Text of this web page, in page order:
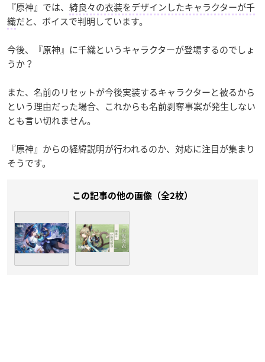
『原神』では、 綺良々の衣装をデザインしたキャラクターが千
織だと、ボイスで判明しています。
今後、『原神』に千織というキャラクターが登場するのでしょ
うか？
また、名前のリセットが今後実装するキャラクターと被るから
という理由だった場合、これからも名前剥奪事案が発生しない
とも言い切れません。
『原神』からの経緯説明が行われるのか、対応に注目が集まり
そうです。
この記事の他の画像（全2枚）